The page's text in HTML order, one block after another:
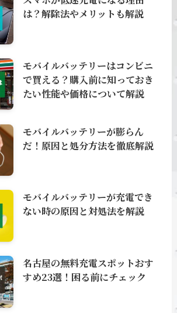
は？解除法やメリットも解説
モバイルバッテリーはコンビニ
で買える？購入前に知っておき
たい性能や価格について解説
モバイルバッテリーが膨らん
だ！原因と処分方法を徹底解説
モバイルバッテリーが充電でき
ない時の原因と対処法を解説
名古屋の無料充電スポットおす
すめ23選！困る前にチェック